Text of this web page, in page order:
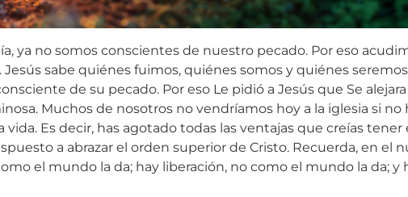
ya no somos conscientes de nuestro pecado. Por eso
sabe quiénes fuimos, quiénes somos y quiénes
de su pecado. Por eso Le pidió a Jesús que Se
Muchos de nosotros no vendríamos hoy a la iglesia si
vida. Es decir, has agotado todas las ventajas que creías
a abrazar el orden superior de Cristo. Recuerda, en el
el mundo la da; hay liberación, no como el mundo la da; y